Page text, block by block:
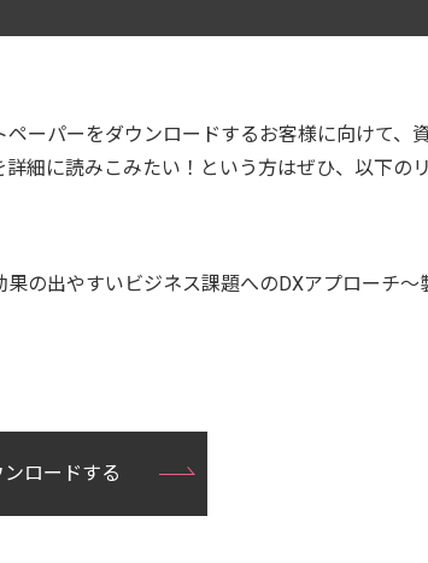
ーパーをダウンロードするお客様に向けて、
細に読みこみたい！という方はぜひ、以下の
の出やすいビジネス課題へのDXアプローチ～
ロードする